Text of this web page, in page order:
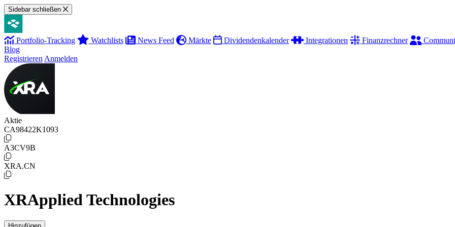
Sidebar schließen
Portfolio-Tracking Watchlists News Feed Märkte Dividendenkalender Integrationen Finanzrechner
Blog
Registrieren Anmelden
Aktie
CA98422K1093
A3CV9B
XRA.CN
XRApplied Technologies